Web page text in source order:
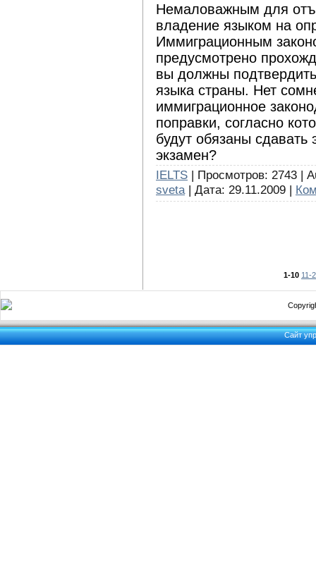
Немаловажным для
владение языком на
Иммиграционным
предусмотрено
вы должны
языка страны. Нет
иммиграционное
поправки, согласно
будут обязаны сдавать
экзамен?
IELTS | Просмотров: 2743 |
sveta | Дата: 29.11.2009 |
1-10 11-
Сайт